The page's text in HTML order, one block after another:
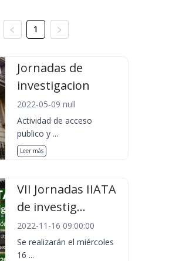
1
Jornadas de
investigacion
2022-05-09 null
Actividad de acceso
publico y ...
Leer más
VII Jornadas IIATA
de investig...
2022-11-16 09:00:00
Se realizarán el miércoles
16 ...